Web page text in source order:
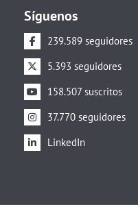
Síguenos
239.589 seguidores
5.393 seguidores
158.507 suscritos
37.770 seguidores
LinkedIn